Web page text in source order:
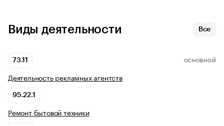
Виды деятельности Все
73.11 ОСНОВНОЙ
Деятельность рекламных агентств
95.22.1
Ремонт бытовой техники